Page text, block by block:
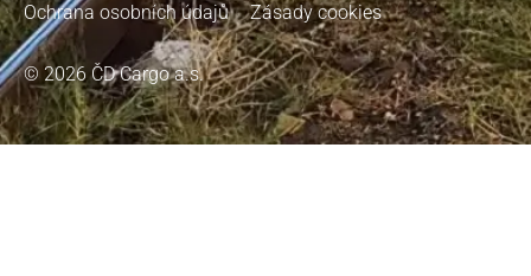
© 2026 ČD Cargo a.s.
Ochrana osobních údajů Zásady cookies